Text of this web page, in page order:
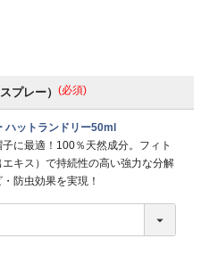
プレー） (必須)
ハットランドリー50ml
に最適！100％天然成分。フィト
キス）で持続性の高い強力な分解
防虫効果を実現！